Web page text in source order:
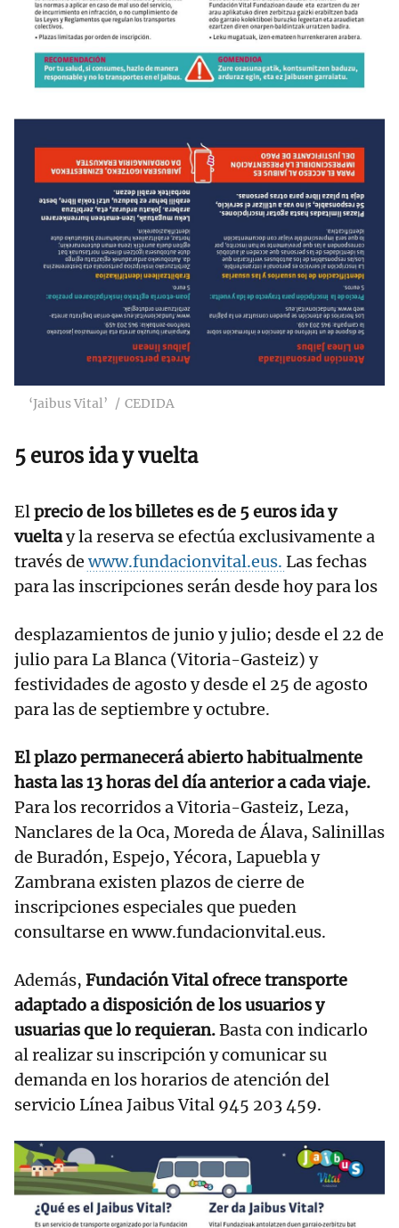
‘Jaibus Vital’ CEDIDA
5 euros ida y vuelta
Elprecio de los billetes es de 5 euros ida y
vueltay la reserva se efectúa exclusivamente a
través dewww.fundacionvital.eus. Las fechas
para las inscripciones serán desde hoy para los
desplazamientos de junio y julio; desde el 22 de
julio para La Blanca (Vitoria-Gasteiz) y
festividades de agosto y desde el 25 de agosto
para las de septiembre y octubre.
El plazo permanecerá abierto habitualmente
hasta las 13 horas del día anterior a cada viaje.
Para los recorridos a Vitoria-Gasteiz, Leza,
Nanclares de la Oca, Moreda de Álava, Salinillas
de Buradón, Espejo, Yécora, Lapuebla y
Zambrana existen plazos de cierre de
inscripciones especiales que pueden
consultarse en www.fundacionvital.eus.
Además, Fundación Vital ofrece transporte
adaptado a disposición de los usuarios y
usuarias que lo requieran.Basta con indicarlo
al realizar su inscripción y comunicar su
demanda en los horarios de atención del
servicio Línea Jaibus Vital 945 203 459.